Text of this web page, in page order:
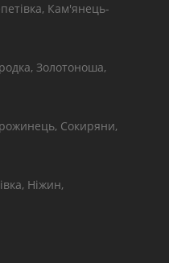
Кам'янець-
Золотоноша,
Сокиряни,
Ніжин,